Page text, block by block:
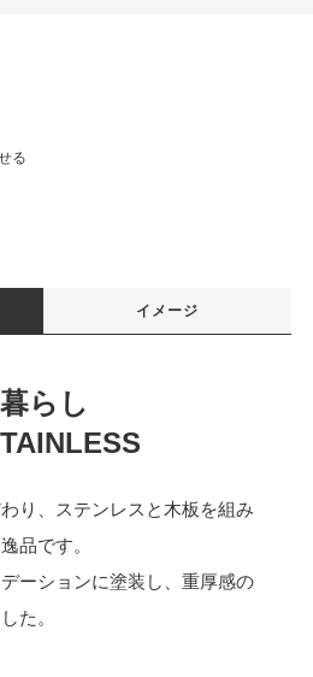
る
イメージ
らし
り、ステンレスと木板を組み
品です。
ーションに塗装し、重厚感の
た。